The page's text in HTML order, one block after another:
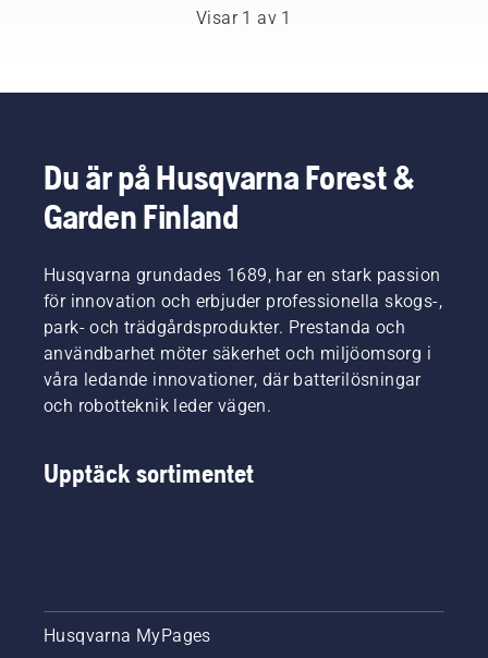
parkskötsel.
Tillsammans
utgör de
vårt H-
Och de
ställer
otroligt
höga
krav på
sin
utrustning.
Visar 1 av 1
Du är på Husqvarna Forest &
Garden Finland
Husqvarna grundades 1689, har en stark passion
för innovation och erbjuder professionella skogs-,
park- och trädgårdsprodukter. Prestanda och
användbarhet möter säkerhet och miljöomsorg i
våra ledande innovationer, där batterilösningar
och robotteknik leder vägen.
Upptäck sortimentet
Husqvarna MyPages